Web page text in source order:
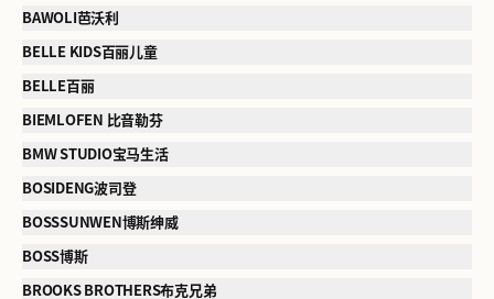
BAWOLI芭沃利
BELLE KIDS百丽儿童
BELLE百丽
BIEMLOFEN 比音勒芬
BMW STUDIO宝马生活
BOSIDENG波司登
BOSSSUNWEN博斯绅威
BOSS博斯
BROOKS BROTHERS布克兄弟